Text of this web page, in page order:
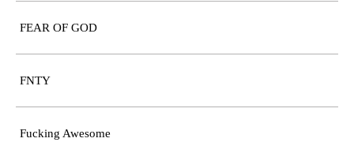
FEAR OF GOD
FNTY
Fucking Awesome